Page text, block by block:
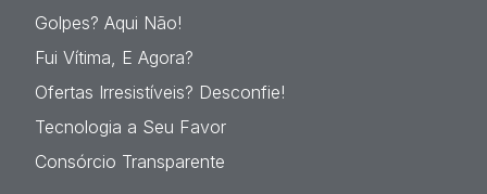
Golpes? Aqui Não!
Fui Vítima, E Agora?
Ofertas Irresistíveis? Desconfie!
Tecnologia a Seu Favor
Consórcio Transparente